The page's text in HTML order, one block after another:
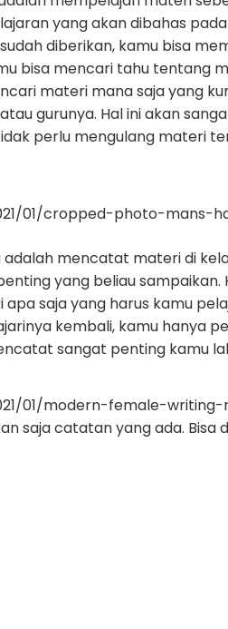
yang akan dibahas
diberikan, kamu bisa
bisa mencari tahu tentang
materi mana saja yang
gurunya. Hal ini akan
perlu mengulang materi
mencatat materi di
yang beliau
saja yang harus kamu
kembali, kamu hanya
sangat penting kamu
saja catatan yang ada.